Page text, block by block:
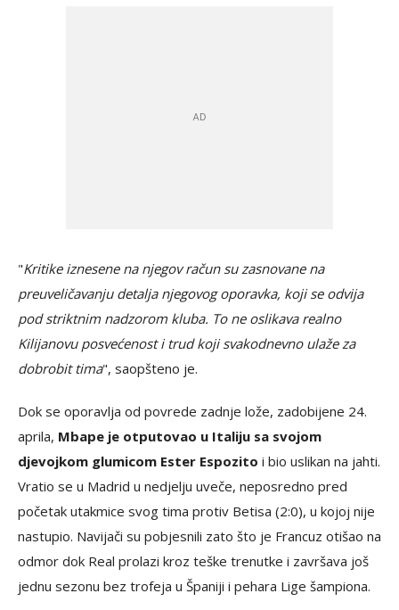
"Kritike iznesene na njegov račun su zasnovane na
preuveličavanju detalja njegovog oporavka, koji se odvija
pod striktnim nadzorom kluba. To ne oslikava realno
Kilijanovu posvećenost i trud koji svakodnevno ulaže za
dobrobit tima", saopšteno je.
Dok se oporavlja od povrede zadnje lože, zadobijene 24.
aprila, Mbape je otputovao u Italiju sa svojom
djevojkom glumicom Ester Espozito i bio uslikan na jahti.
Vratio se u Madrid u nedjelju uveče, neposredno pred
početak utakmice svog tima protiv Betisa (2:0), u kojoj nije
nastupio. Navijači su pobjesnili zato što je Francuz otišao na
odmor dok Real prolazi kroz teške trenutke i završava još
jednu sezonu bez trofeja u Španiji i pehara Lige šampiona.